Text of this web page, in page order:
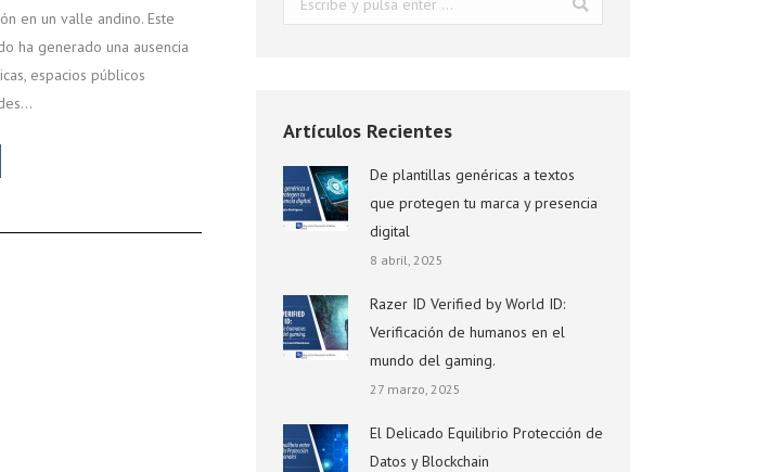
en un valle andino. Este
ha generado una ausencia
espacios públicos
Artículos Recientes
De plantillas genéricas a textos
que protegen tu marca y presencia
digital
8 abril, 2025
Razer ID Verified by World ID:
Verificación de humanos en el
mundo del gaming.
27 marzo, 2025
El Delicado Equilibrio Protección de
Datos y Blockchain